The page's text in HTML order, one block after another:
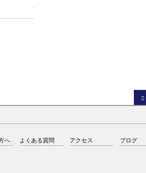
へ よくある質問 アクセス ブログ